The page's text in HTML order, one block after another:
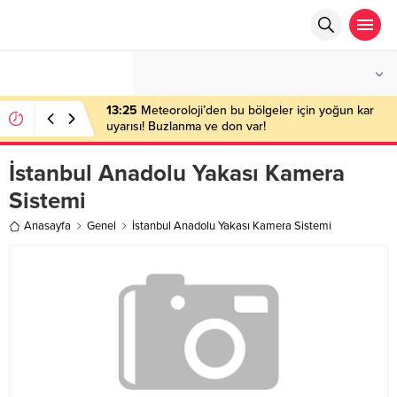
13:25 Meteoroloji’den bu bölgeler için yoğun kar
uyarısı! Buzlanma ve don var!
İstanbul Anadolu Yakası Kamera
Sistemi
Anasayfa Genel İstanbul Anadolu Yakası Kamera Sistemi